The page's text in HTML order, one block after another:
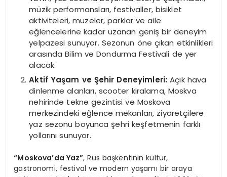
müzik performansları, festivaller, bisiklet
aktiviteleri, müzeler, parklar ve aile
eğlencelerine kadar uzanan geniş bir deneyim
yelpazesi sunuyor. Sezonun öne çıkan etkinlikleri
arasında Bilim ve Dondurma Festivali de yer
alacak.
Aktif Yaşam ve Şehir Deneyimleri: Açık hava
dinlenme alanları, scooter kiralama, Moskva
nehirinde tekne gezintisi ve Moskova
merkezindeki eğlence mekanları, ziyaretçilere
yaz sezonu boyunca şehri keşfetmenin farklı
yollarını sunuyor.
“Moskova’da Yaz”, Rus başkentinin kültür,
gastronomi, festival ve modern yaşamı bir araya